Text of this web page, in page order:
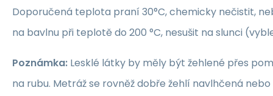
Doporučená teplota praní 30°C, chemicky nečistit,
na bavlnu při teplotě do 200 °C, nesušit na slunci
Poznámka: Lesklé látky by měly být žehlené přes
na rubu. Metráž se rovněž dobře žehlí navlhčená